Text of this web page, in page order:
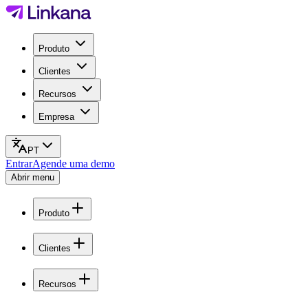
Produto
Clientes
Recursos
Empresa
PT
EntrarAgende uma demo
Abrir menu
Produto
Clientes
Recursos